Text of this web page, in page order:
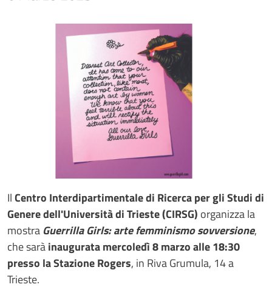
Testo notizia
IlCentro Interdipartimentale di Ricerca per gli Studi di
Genere dell'Università di Trieste (CIRSG) organizza la
mostra Guerrilla Girls: arte femminismo sovversione,
che saràinaugurata mercoledì 8 marzo alle 18:30
presso la Stazione Rogers, in Riva Grumula, 14 a
Trieste.